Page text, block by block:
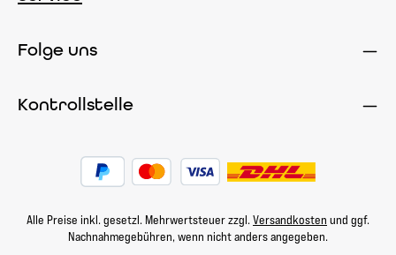
Folge uns
Kontrollstelle
Alle Preise inkl. gesetzl. Mehrwertsteuer zzgl. Versandkosten und ggf.
Nachnahmegebühren, wenn nicht anders angegeben.